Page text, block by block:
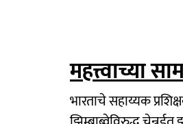
महत्त्वाच्या
भारताचे सहाय्यक